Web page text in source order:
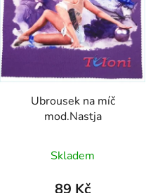
Ubrousek na míč
mod.Nastja
Skladem